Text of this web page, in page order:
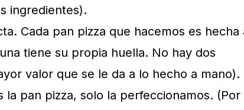
ingredientes).
Cada pan pizza que hacemos es hecha
tiene su propia huella. No hay dos
valor que se le da a lo hecho a mano).
la pan pizza, solo la perfeccionamos. (Por